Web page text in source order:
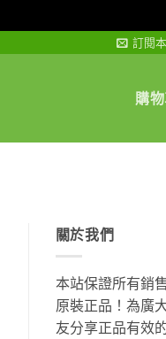
訂閱
購
關於我們
本站保證所有銷
原裝正品！為廣
友分享正品有效